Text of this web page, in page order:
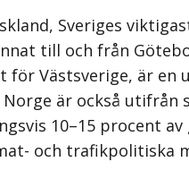
Sveriges
till och från
för Västsverige, är
Norge är också
10–15 procent
och trafikpolitiska